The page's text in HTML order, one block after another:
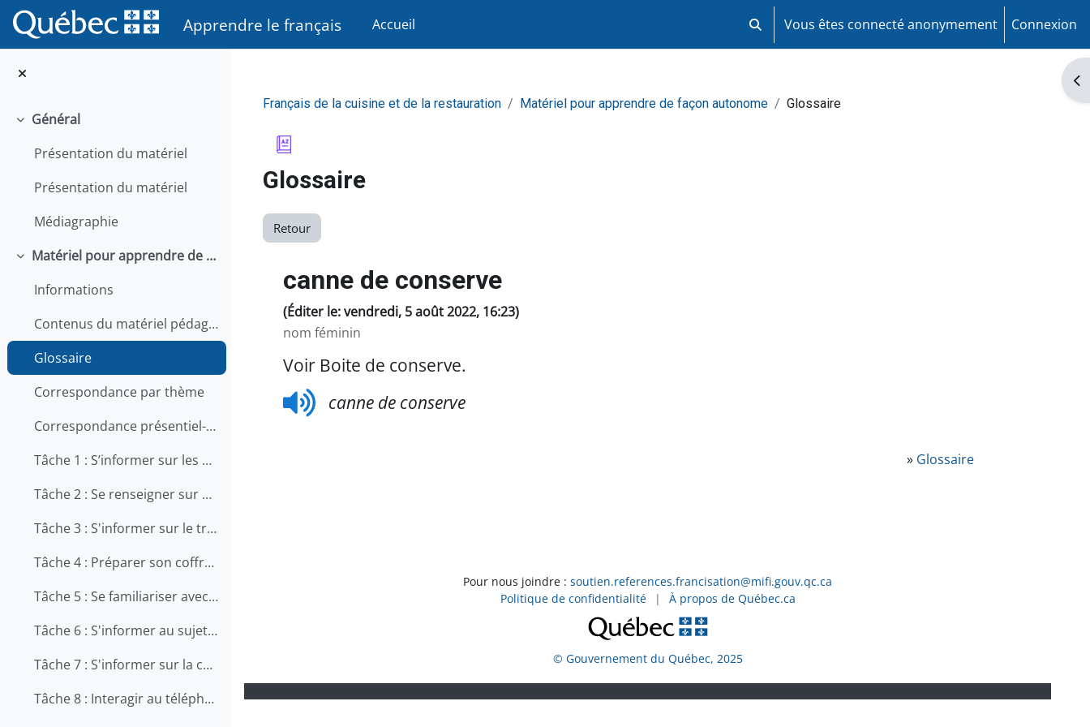
Passer au contenu principal
Apprendre le français Accueil Activer/désactiver la saisie de recherche
Vous êtes connecté anonymement Connexion
Replier
Général
Présentation du matériel
Présentation du matériel
Médiagraphie
Replier
Matériel pour apprendre de façon autonome
Informations
Contenus du matériel pédagogique
Glossaire
Correspondance par thème
Correspondance présentiel-en ligne
Tâche 1 : S’informer sur les qualités et les compétences recherchées pour travailler en restauration
Tâche 2 : Se renseigner sur une offre d'emploi au téléphone
Tâche 3 : S'informer sur le travail en cuisine
Tâche 4 : Préparer son coffre d'outils
Tâche 5 : Se familiariser avec le métier d'aide-cuisinier
Tâche 6 : S'informer au sujet de la prévention des chutes au travail
Tâche 7 : S'informer sur la carrière de chef
Tâche 8 : Interagir au téléphone avec les clients
Français de la cuisine et de la restauration Matériel pour apprendre de façon autonome Glossaire
Glossaire
Retour
canne de conserve
(Éditer le: vendredi, 5 août 2022, 16:23)
nom féminin
Voir Boite de conserve.
canne de conserve
» Glossaire
Pour nous joindre : soutien.references.francisation@mifi.gouv.qc.ca
Politique de confidentialité
| À propos de Québec.ca
© Gouvernement du Québec, 2025